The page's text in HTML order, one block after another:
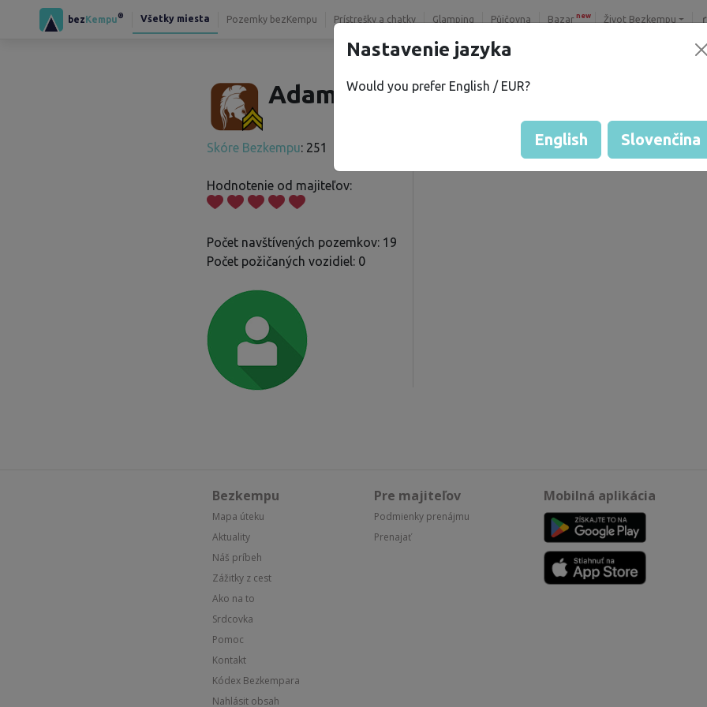
bezKempu® Všetky miesta Pozemky bezKempu Prístrešky a chatky Glamping Půjčovna Bazar new Život Bezkempu
Adam S.
Skóre Bezkempu: 251
Hodnotenie od majiteľov:
Počet navštívených pozemkov: 19
Počet požičaných vozidiel: 0
Hodnotenie pozemkov
Bezkempu
Mapa úteku
Aktuality
Náš príbeh
Zážitky z cest
Ako na to
Srdcovka
Pomoc
Kontakt
Kódex Bezkempara
Nahlásit obsah
Pre majiteľov
Podmienky prenájmu
Prenajať
Mobilná aplikácia
Nastavenie jazyka
Would you prefer English / EUR?
English Slovenčina